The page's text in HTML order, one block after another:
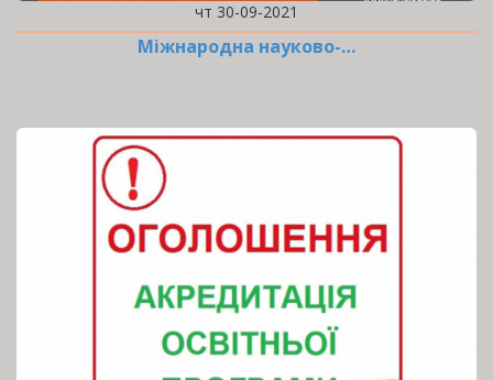
чт 30-09-2021
Міжнародна науково-…